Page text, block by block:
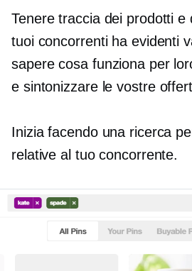
Tenere traccia dei prodotti e
tuoi concorrenti ha evidenti
sapere cosa funziona per
e sintonizzarele vostre
Inizia facendo una ricerca
relative al tuo concorrente.